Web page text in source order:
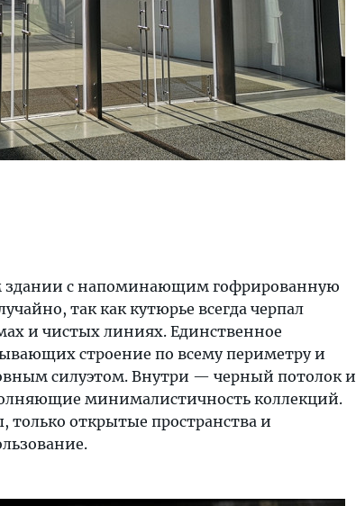
здании с напоминающим гофрированную
так как кутюрье всегда черпал
и чистых линиях. Единственное
строение по всему периметру и
силуэтом. Внутри — черный потолок и
минималистичность коллекций.
открытые пространства и